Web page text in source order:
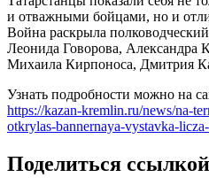
и отважными бойцами, но и
Война раскрыла
Леонида Говорова, Александра
Михаила Кирпоноса, Дмитрия
Узнать подробности можно на
https://kazan-kremlin.ru/news/na-
otkrylas-bannernaya-vystavka-
Поделиться ссылкой